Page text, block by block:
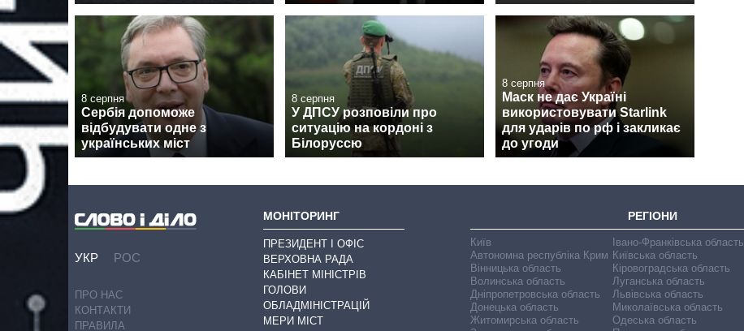
8 серпня
Сербія допоможе
відбудувати одне з
українських міст
8 серпня
У ДПСУ розповіли про
ситуацію на кордоні з
Білоруссю
8 серпня
Маск не дає Україні
використовувати Starlink
для ударів по рф і закликає
до угоди
УКР РОС
ПРО НАС
КОНТАКТИ
ПРАВИЛА
МОНІТОРИНГ
ПРЕЗИДЕНТ І ОФІС
ВЕРХОВНА РАДА
КАБІНЕТ МІНІСТРІВ
ГОЛОВИ
ОБЛАДМІНІСТРАЦІЙ
МЕРИ МІСТ
РЕГІОНИ
Київ
Автономна республіка Крим
Вінницька область
Волинська область
Дніпропетровська область
Донецька область
Житомирська область
Івано-Франківська область
Київська область
Кіровоградська область
Луганська область
Львівська область
Миколаївська область
Одеська область